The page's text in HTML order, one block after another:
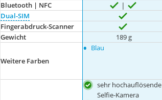
Bluetooth | NFC
Dual-SIM
Fingerabdruck-Scanner
Gewicht
189 g
Weitere Farben
• Blau
sehr hochauflösende
Selfie-Kamera